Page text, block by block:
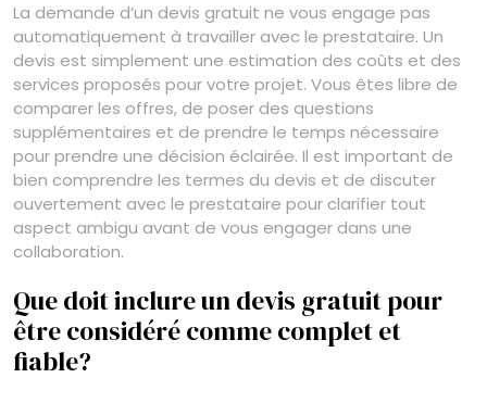
La demande d’un devis gratuit ne vous engage pas
automatiquement à travailler avec le prestataire. Un
devis est simplement une estimation des coûts et des
services proposés pour votre projet. Vous êtes libre de
comparer les offres, de poser des questions
supplémentaires et de prendre le temps nécessaire
pour prendre une décision éclairée. Il est important de
bien comprendre les termes du devis et de discuter
ouvertement avec le prestataire pour clarifier tout
aspect ambigu avant de vous engager dans une
collaboration.
Que doit inclure un devis gratuit pour
être considéré comme complet et
fiable?